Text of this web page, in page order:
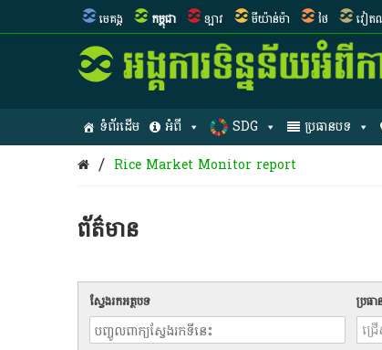
មេគង្គ កម្ពុជា ឡាវ មីយ៉ាន់ម៉ា ថៃ វៀ
ទំព័រដើម អំពី SDG ប្រធានបទ
/ Rice Market Monitor report
ព័ត៌មាន​
ស្វែងរកអត្ថបទ ប្រធ